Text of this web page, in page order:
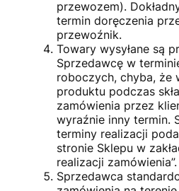
przewozem).
termin doręczenia
przewoźnik.
Towary wysyłane są
Sprzedawcę w
roboczych, chyba, że
produktu podczas
zamówienia przez
wyraźnie inny termin.
terminy realizacji
stronie Sklepu w
realizacji zamówienia”.
Sprzedawca